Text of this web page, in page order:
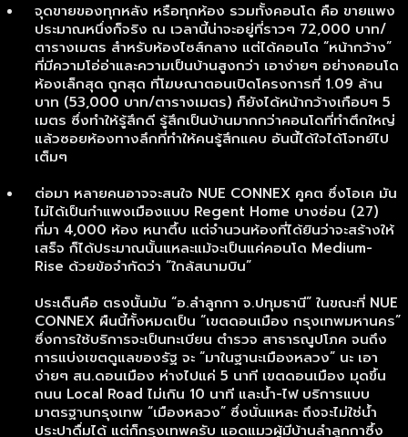
จุดขายของทุกหลัง หรือทุกห้อง รวมทั้งคอนโด คือ ขายแพง
ประมาณหนึ่งก็จริง ณ เวลานี้น่าจะอยู่ที่ราวๆ 72,000 บาท/
ตารางเมตร สำหรับห้องไซส์กลาง แต่ได้คอนโด “หน้ากว้าง”
ที่มีความโอ่อ่าและความเป็นบ้านสูงกว่า เอาง่ายๆ อย่างคอนโด
ห้องเล็กสุด ถูกสุด ที่โฆษณาตอนเปิดโครงการที่ 1.09 ล้าน
บาท (53,000 บาท/ตารางเมตร) ก็ยังได้หน้ากว้างเกือบๆ 5
เมตร ซึ่งทำให้รู้สึกดี รู้สึกเป็นบ้านมากกว่าคอนโดที่ทำตึกใหญ่
แล้วซอยห้องทางลึกที่ทำให้คนรู้สึกแคบ อันนี้ได้ใจได้โจทย์ไป
เต็มๆ
ต่อมา หลายคนอาจจะสนใจ NUE CONNEX คูคต ซึ่งโอเค มัน
ไม่ได้เป็นกำแพงเมืองแบบ Regent Home บางซ่อน (27)
ที่มา 4,000 ห้อง หนาตึ้บ แต่จำนวนห้องที่ได้ยินว่าจะสร้างให้
เสร็จ ก็ได้ประมาณนั้นแหละแม้จะเป็นแค่คอนโด Medium-
Rise ด้วยข้อจำกัดว่า “ใกล้สนามบิน”
ประเด็นคือ ตรงนั้นมัน “อ.ลำลูกกา จ.ปทุมธานี” ในขณะที่ NUE
CONNEX ผืนนี้ทั้งหมดเป็น “เขตดอนเมือง กรุงเทพมหานคร”
ซึ่งการใช้บริการจะเป็นทะเบียน ตำรวจ สาธารณูปโภค จนถึง
การแบ่งเขตดูแลของรัฐ จะ “มาในฐานะเมืองหลวง” นะ เอา
ง่ายๆ สน.ดอนเมือง ห่างไปแค่ 5 นาที เขตดอนเมือง มุดขึ้น
ถนน Local Road ไม่เกิน 10 นาที และน้ำ-ไฟ บริการแบบ
มาตรฐานกรุงเทพ “เมืองหลวง” ซึ่งนั่นแหละ ถึงจะไม่ใช่น้ำ
ประปาดื่มได้ แต่ก็กรุงเทพครับ แอดแมวผู้มีบ้านลำลูกกาซึ้ง